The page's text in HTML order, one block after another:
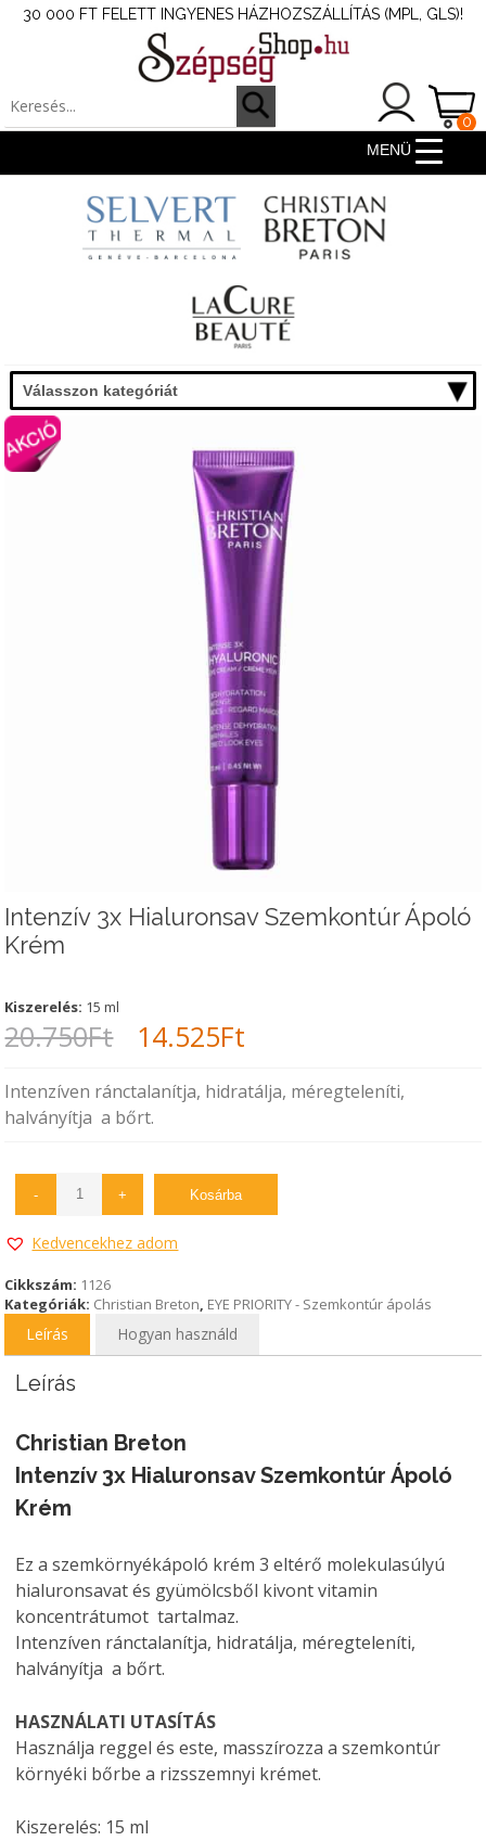
30 000 FT FELETT INGYENES HÁZHOZSZÁLLÍTÁS (MPL, GLS)!
0
MENÜ
Válasszon kategóriát
Intenzív 3x Hialuronsav Szemkontúr Ápoló
Krém
Kiszerelés: 15 ml
20.750Ft
Original
price
was:
14.525Ft
price
Intenzíven ránctalanítja, hidratálja, méregteleníti,
halványítja a bőrt.
- + Kosárba
Kedvencekhez adom
Cikkszám: 1126
Kategóriák: Christian Breton, EYE PRIORITY - Szemkontúr ápolás
Leírás Hogyan használd
Leírás
Christian Breton
Intenzív 3x Hialuronsav Szemkontúr Ápoló
Krém
Ez a szemkörnyékápoló krém 3 eltérő molekulasúlyú
hialuronsavat és gyümölcsből kivont vitamin
koncentrátumot tartalmaz.
Intenzíven ránctalanítja, hidratálja, méregteleníti,
halványítja a bőrt.
HASZNÁLATI UTASÍTÁS
Használja reggel és este, masszírozza a szemkontúr
környéki bőrbe a rizsszemnyi krémet.
Kiszerelés: 15 ml